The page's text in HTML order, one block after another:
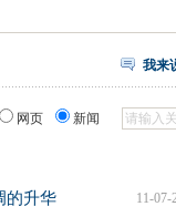
我来
网页 新闻
11-07-
的升华